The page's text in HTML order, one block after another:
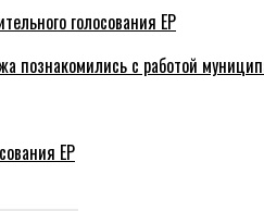
голосования ЕР
познакомились с работой
ЕР